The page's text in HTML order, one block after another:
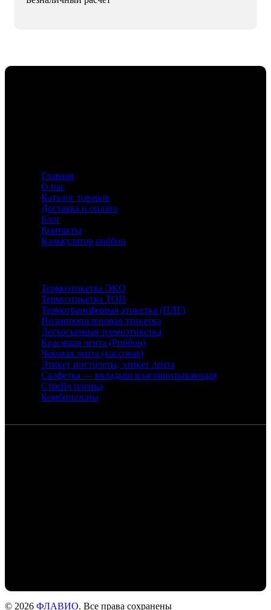
Главная
О нас
Каталог товаров
Доставка и оплата
Блог
Контакты
Калькулятор риббон
Термоэтикетка ЭКО
Термоэтикетка ТОП
Термотрансферная этикетка (ПЛГ)
Полипропиленовая этикетка
Легкосъемная термоэтикетка
Красящая лента (Риббон)
Чековая лента (кассовая)
Этикет пистолеты, этикет лента
Салфетка — вкладыш влаговпитывающая
Стрейч пленка
Комбинезоны
© 2026 ФЛАВИО. Все права сохранены